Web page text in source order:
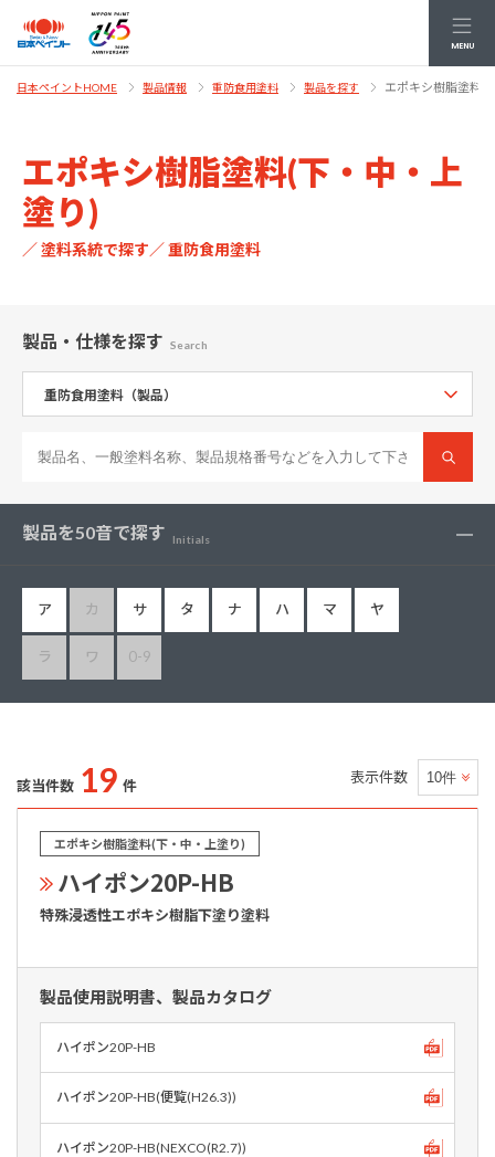
MENU
日本ペイントHOME 製品情報 重防食用塗料 製品を探す エポキシ樹脂塗料(
エポキシ樹脂塗料(下・中・上
塗り)
／ 塗料系統で探す／ 重防食用塗料
製品・仕様を探す Search
製品を50音で探す Initials
ア カ サ タ ナ ハ マ ヤ
ラ ワ 0-9
該当件数 19 件 表示件数
エポキシ樹脂塗料(下・中・上塗り)
ハイポン20P-HB
特殊浸透性エポキシ樹脂下塗り塗料
製品使用説明書、製品カタログ
ハイポン20P-HB
ハイポン20P-HB(便覧(H26.3))
ハイポン20P-HB(NEXCO(R2.7))